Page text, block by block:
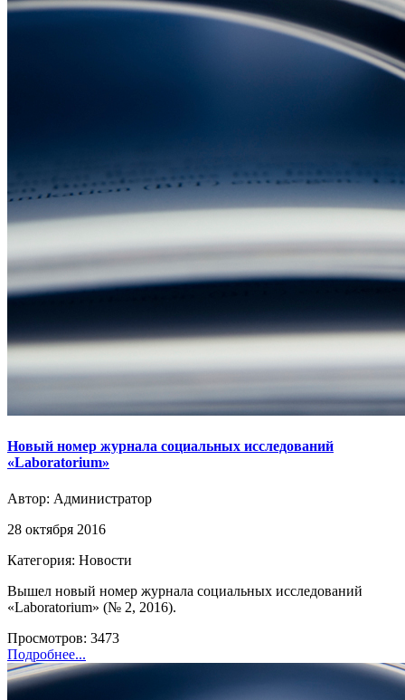
Новый номер журнала социальных исследований
«Laboratorium»
Автор: Администратор
28 октября 2016
Категория: Новости
Вышел новый номер журнала социальных исследований
«Laboratorium» (№ 2, 2016).
Просмотров: 3473
Подробнее...